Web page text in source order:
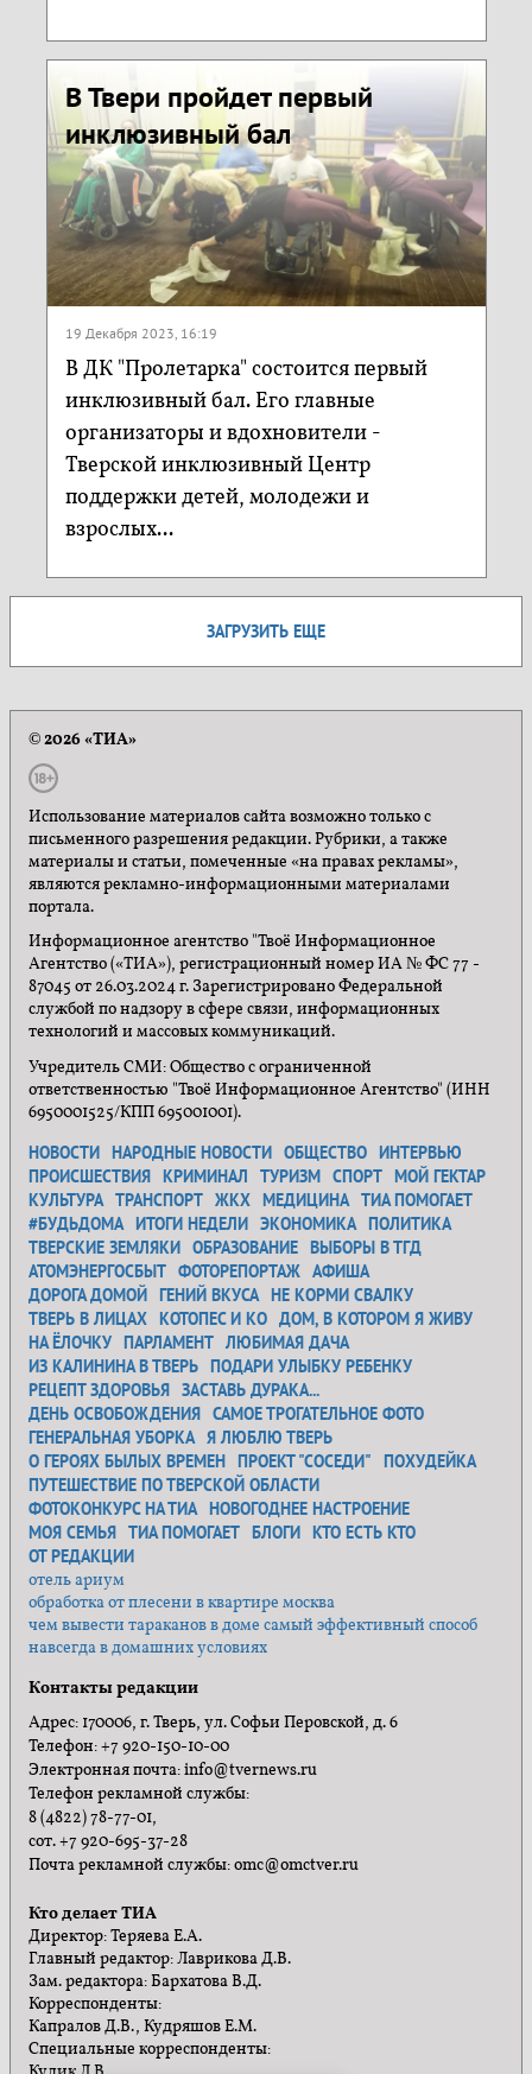
В Твери пройдет первый
инклюзивный бал
19 Декабря 2023, 16:19
В ДК "Пролетарка" состоится первый
инклюзивный бал. Его главные
организаторы и вдохновители -
Тверской инклюзивный Центр
поддержки детей, молодежи и
взрослых...
ЗАГРУЗИТЬ ЕЩЕ
© 2026 «ТИА»
Использование материалов сайта возможно только с
письменного разрешения редакции. Рубрики, а также
материалы и статьи, помеченные «на правах рекламы»,
являются рекламно-информационными материалами
портала.
Информационное агентство "Твоё Информационное
Агентство («ТИА»), регистрационный номер ИА № ФС 77 -
87045 от 26.03.2024 г. Зарегистрировано Федеральной
службой по надзору в сфере связи, информационных
технологий и массовых коммуникаций.
Учредитель СМИ: Общество с ограниченной
ответственностью "Твоё Информационное Агентство" (ИНН
6950001525/КПП 695001001).
НОВОСТИ НАРОДНЫЕ НОВОСТИ ОБЩЕСТВО ИНТЕРВЬЮ
ПРОИСШЕСТВИЯ КРИМИНАЛ ТУРИЗМ СПОРТ МОЙ ГЕКТАР
КУЛЬТУРА ТРАНСПОРТ ЖКХ МЕДИЦИНА ТИА ПОМОГАЕТ
#БУДЬДОМА ИТОГИ НЕДЕЛИ ЭКОНОМИКА ПОЛИТИКА
ТВЕРСКИЕ ЗЕМЛЯКИ ОБРАЗОВАНИЕ ВЫБОРЫ В ТГД
АТОМЭНЕРГОСБЫТ ФОТОРЕПОРТАЖ АФИША
ДОРОГА ДОМОЙ ГЕНИЙ ВКУСА НЕ КОРМИ СВАЛКУ
ТВЕРЬ В ЛИЦАХ КОТОПЕС И КО ДОМ, В КОТОРОМ Я ЖИВУ
НА ЁЛОЧКУ ПАРЛАМЕНТ ЛЮБИМАЯ ДАЧА
ИЗ КАЛИНИНА В ТВЕРЬ ПОДАРИ УЛЫБКУ РЕБЕНКУ
РЕЦЕПТ ЗДОРОВЬЯ ЗАСТАВЬ ДУРАКА...
ДЕНЬ ОСВОБОЖДЕНИЯ САМОЕ ТРОГАТЕЛЬНОЕ ФОТО
ГЕНЕРАЛЬНАЯ УБОРКА Я ЛЮБЛЮ ТВЕРЬ
О ГЕРОЯХ БЫЛЫХ ВРЕМЕН ПРОЕКТ "СОСЕДИ"
ПОХУДЕЙКА
ПУТЕШЕСТВИЕ ПО ТВЕРСКОЙ ОБЛАСТИ
ФОТОКОНКУРС НА ТИА НОВОГОДНЕЕ НАСТРОЕНИЕ
МОЯ СЕМЬЯ ТИА ПОМОГАЕТ БЛОГИ КТО ЕСТЬ КТО
ОТ РЕДАКЦИИ
отель ариум
обработка от плесени в квартире москва
чем вывести тараканов в доме самый эффективный способ
навсегда в домашних условиях
Контакты редакции
Адрес: 170006, г. Тверь, ул. Софьи Перовской, д. 6
Телефон: +7 920-150-10-00
Электронная почта: info@tvernews.ru
Телефон рекламной службы:
8 (4822) 78-77-01,
сот. +7 920-695-37-28
Почта рекламной службы: omc@omctver.ru
Кто делает ТИА
Директор: Теряева Е.А.
Главный редактор: Лаврикова Д.В.
Зам. редактора: Бархатова В.Д.
Корреспонденты:
Капралов Д.В., Кудряшов Е.М.
Специальные корреспонденты: